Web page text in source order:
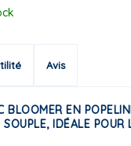
Avis
BLOOMER EN
IDÉALE POUR